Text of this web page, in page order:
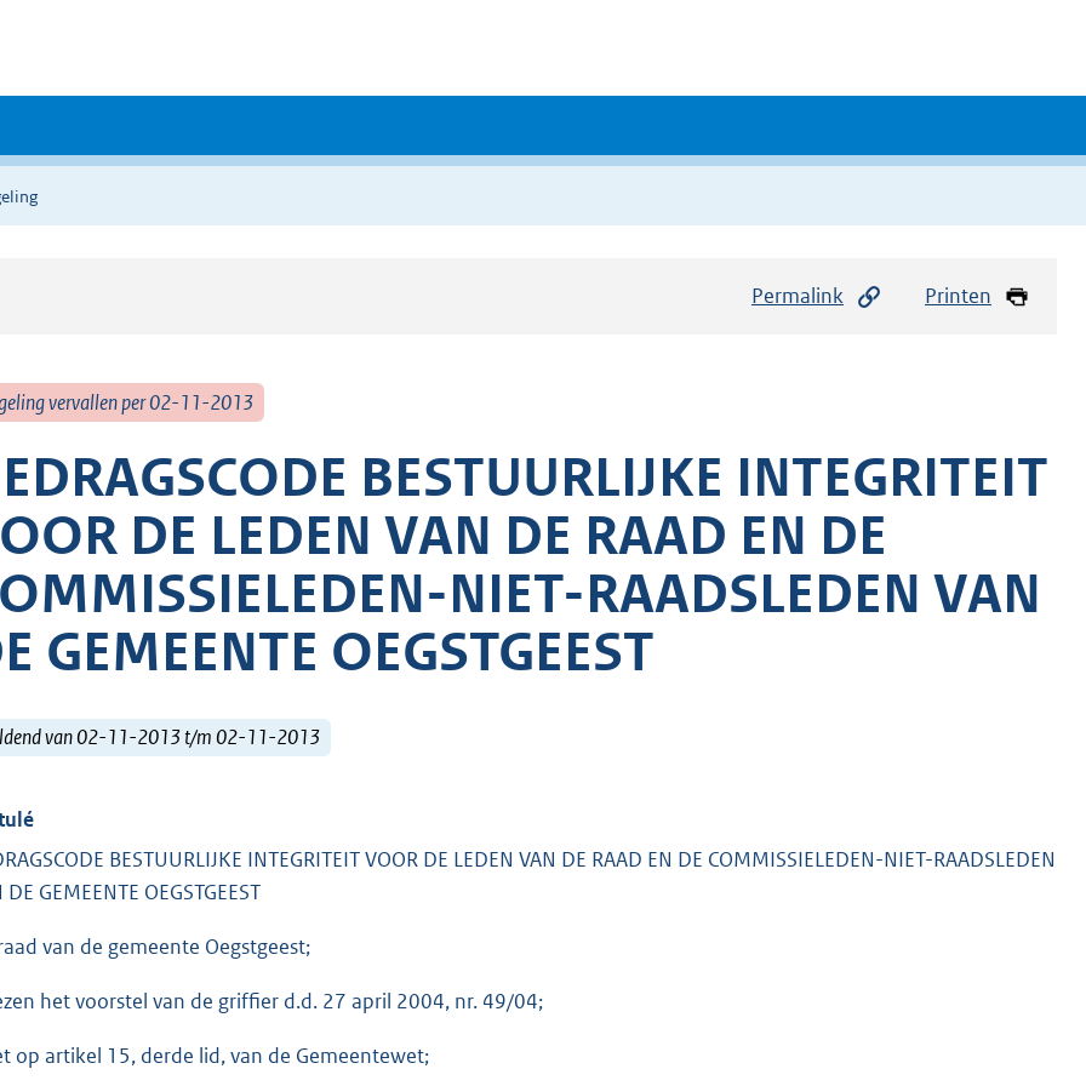
Permalink Printen
vervallen per 02-11-2013
BESTUURLIJKE INTEGRITEIT
DE LEDEN VAN DE RAAD EN DE
NIET-RAADSLEDEN VAN
GEMEENTE OEGSTGEEST
van 02-11-2013 t/m 02-11-2013
BESTUURLIJKE INTEGRITEIT VOOR DE LEDEN VAN DE RAAD EN DE COMMISSIELEDEN-NIET-RAADSLEDEN
DE GEMEENTE OEGSTGEEST
van de gemeente Oegstgeest;
het voorstel van de griffier d.d. 27 april 2004, nr. 49/04;
op artikel 15, derde lid, van de Gemeentewet;